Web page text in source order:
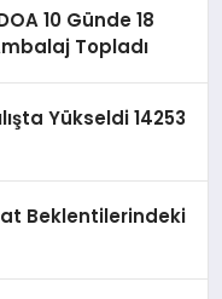
10 Günde 18
Topladı
Yükseldi 14253
Beklentilerindeki